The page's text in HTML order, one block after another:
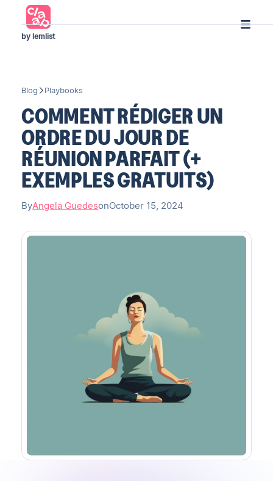
by lemlist
Blog Playbooks
COMMENT RÉDIGER UN
ORDRE DU JOUR DE
RÉUNION PARFAIT (+
EXEMPLES GRATUITS)
ByAngela GuedesonOctober 15, 2024